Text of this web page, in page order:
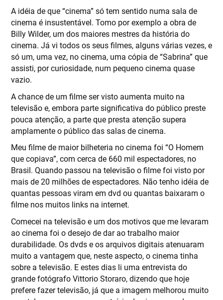
A idéia de que “cinema” só tem sentido numa sala de
cinema é insustentável. Tomo por exemplo a obra de
Billy Wilder, um dos maiores mestres da história do
cinema. Já vi todos os seus filmes, alguns várias vezes, e
só um, uma vez, no cinema, uma cópia de “Sabrina” que
assisti, por curiosidade, num pequeno cinema quase
vazio.
A chance de um filme ser visto aumenta muito na
televisão e, embora parte significativa do público preste
pouca atenção, a parte que presta atenção supera
amplamente o público das salas de cinema.
Meu filme de maior bilheteria no cinema foi “O Homem
que copiava”, com cerca de 660 mil espectadores, no
Brasil. Quando passou na televisão o filme foi visto por
mais de 20 milhões de espectadores. Não tenho idéia de
quantas pessoas viram em dvd ou quantas baixaram o
filme nos muitos links na internet.
Comecei na televisão e um dos motivos que me levaram
ao cinema foi o desejo de dar ao trabalho maior
durabilidade. Os dvds e os arquivos digitais atenuaram
muito a vantagem que, neste aspecto, o cinema tinha
sobre a televisão. E estes dias li uma entrevista do
grande fotógrafo Vittorio Storaro, dizendo que hoje
prefere fazer televisão, já que a imagem melhorou muito